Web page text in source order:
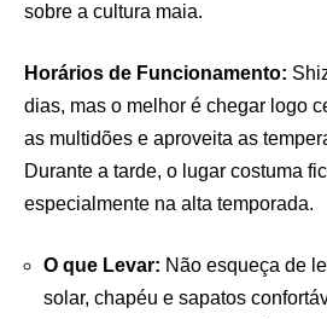
sobre a cultura maia.
Horários de Funcionamento:
dias, mas o melhor é chegar logo
as multidões e aproveita as
Durante a tarde, o lugar costuma
especialmente na alta temporada.
O que Levar: Não esqueça de
solar, chapéu e sapatos